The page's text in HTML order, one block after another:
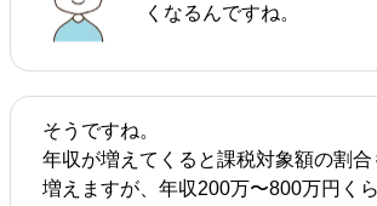
くなるんですね。
そうですね。
年収が増えてくると課税対象額の割合
増えますが、年収200万〜800万円く